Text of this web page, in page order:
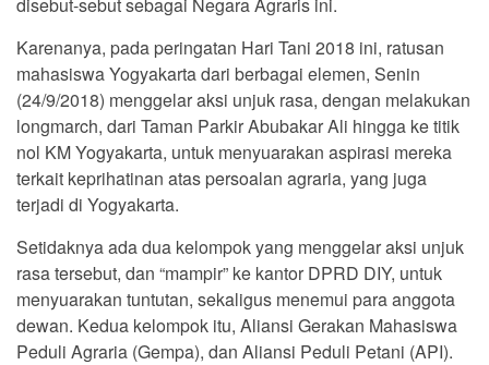
Karenanya, pada peringatan Hari Tani 2018 ini, ratusan
mahasiswa Yogyakarta dari berbagai elemen, Senin
(24/9/2018) menggelar aksi unjuk rasa, dengan melakukan
longmarch, dari Taman Parkir Abubakar Ali hingga ke titik
nol KM Yogyakarta, untuk menyuarakan aspirasi mereka
terkait keprihatinan atas persoalan agraria, yang juga
terjadi di Yogyakarta.
Setidaknya ada dua kelompok yang menggelar aksi unjuk
rasa tersebut, dan “mampir” ke kantor DPRD DIY, untuk
menyuarakan tuntutan, sekaligus menemui para anggota
dewan. Kedua kelompok itu, Aliansi Gerakan Mahasiswa
Peduli Agraria (Gempa), dan Aliansi Peduli Petani (API).